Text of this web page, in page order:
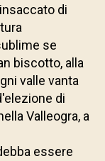
di
se
biscotto, alla
valle vanta
di
Valleogra, a
essere